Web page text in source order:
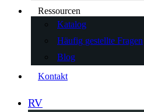
Ressourcen
Katalog
Häufig gestellte Fragen
Blog
Kontakt
RV